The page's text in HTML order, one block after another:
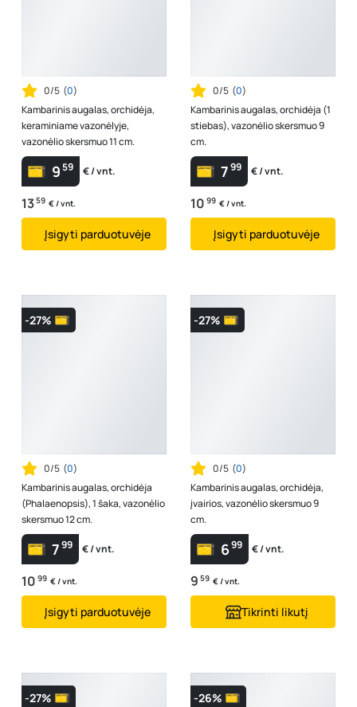
0/5 (0)
Kambarinis augalas, orchidėja,
keraminiame vazonėlyje,
vazonėlio skersmuo 11 cm.
959 € / vnt.
1359 € / vnt.
Įsigyti parduotuvėje
0/5 (0)
Kambarinis augalas, orchidėja (1
stiebas), vazonėlio skersmuo 9
cm.
799 € / vnt.
10 99 € / vnt.
Įsigyti parduotuvėje
-27%
0/5 (0)
Kambarinis augalas, orchidėja
(Phalaenopsis), 1 šaka, vazonėlio
skersmuo 12 cm.
799 € / vnt.
10 99 € / vnt.
Įsigyti parduotuvėje
-27%
0/5 (0)
Kambarinis augalas, orchidėja,
įvairios, vazonėlio skersmuo 9
cm.
699 € / vnt.
9 59 € / vnt.
Tikrinti likutį
-27% -26%